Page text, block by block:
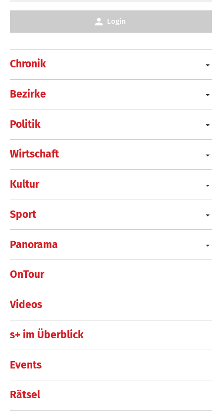
Chronik
Bezirke
Politik
Wirtschaft
Kultur
Sport
Panorama
OnTour
Videos
s+ im Überblick
Events
Rätsel
Login